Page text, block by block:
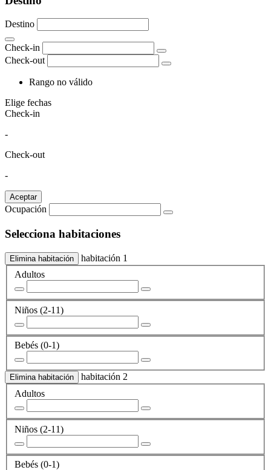
Destino
Check-in
Check-out
Rango no válido
Elige fechas
Check-in
-
Check-out
-
Aceptar
Ocupación
Selecciona habitaciones
Elimina habitación
habitación 1
Adultos
Niños (2-11)
Bebés (0-1)
Elimina habitación
habitación 2
Adultos
Niños (2-11)
Bebés (0-1)